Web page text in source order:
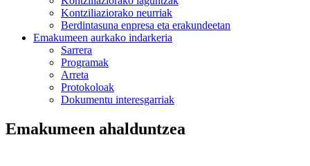
Kontziliaziorako neurriak
Berdintasuna enpresa eta erakundeetan
Emakumeen aurkako indarkeria
Sarrera
Programak
Arreta
Protokoloak
Dokumentu interesgarriak
Emakumeen ahalduntzea